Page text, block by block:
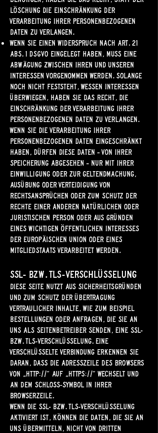
Löschung die Einschränkung der
Verarbeitung Ihrer personenbezogenen
Daten zu verlangen.
Wenn Sie einen Widerspruch nach Art. 21
Abs. 1 DSGVO eingelegt haben, muss eine
Abwägung zwischen Ihren und unseren
Interessen vorgenommen werden. Solange
noch nicht feststeht, wessen Interessen
überwiegen, haben Sie das Recht, die
Einschränkung der Verarbeitung Ihrer
personenbezogenen Daten zu verlangen.
Wenn Sie die Verarbeitung Ihrer
personenbezogenen Daten eingeschränkt
haben, dürfen diese Daten – von ihrer
Speicherung abgesehen – nur mit Ihrer
Einwilligung oder zur Geltendmachung,
Ausübung oder Verteidigung von
Rechtsansprüchen oder zum Schutz der
Rechte einer anderen natürlichen oder
juristischen Person oder aus Gründen
eines wichtigen öffentlichen Interesses
der Europäischen Union oder eines
Mitgliedstaats verarbeitet werden.
SSL- bzw. TLS-Verschlüsselung
Diese Seite nutzt aus Sicherheitsgründen
und zum Schutz der Übertragung
vertraulicher Inhalte, wie zum Beispiel
Bestellungen oder Anfragen, die Sie an
uns als Seitenbetreiber senden, eine SSL-
bzw. TLS-Verschlüsselung. Eine
verschlüsselte Verbindung erkennen Sie
daran, dass die Adresszeile des Browsers
von „http://“ auf „https://“ wechselt und
an dem Schloss-Symbol in Ihrer
Browserzeile.
Wenn die SSL- bzw. TLS-Verschlüsselung
aktiviert ist, können die Daten, die Sie an
uns übermitteln, nicht von Dritten